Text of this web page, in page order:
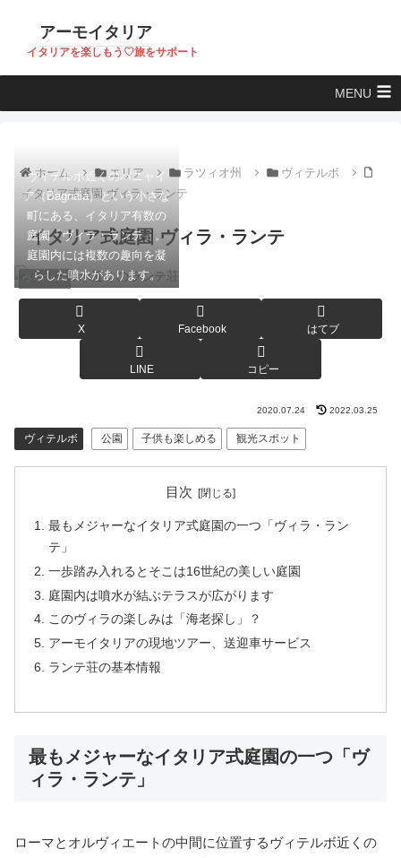
アーモイタリア
イタリアを楽しもう♡旅をサポート
MENU
ホーム エリア ラツィオ州
ヴィテルボ
イタリア式庭園 ヴィラ・ランテ
イタリア式庭園 ヴィラ・ランテ
ヴィテルボ
ヴィテルボ近くのバニャイ
ア（Bagnaia）という小さな
町にある、イタリア有数の
庭園「ヴィラ・ランテ」。
庭園内には複数の趣向を凝
らした噴水があります。
X Facebook はてブ
LINE コピー
2020.07.24 2022.03.25
ヴィテルボ 公園 子供も楽しめる 観光スポット
目次
最もメジャーなイタリア式庭園の一つ「ヴィラ・ラン
テ」
一歩踏み入れるとそこは16世紀の美しい庭園
庭園内は噴水が結ぶテラスが広がります
このヴィラの楽しみは「海老探し」？
アーモイタリアの現地ツアー、送迎車サービス
ランテ荘の基本情報
最もメジャーなイタリア式庭園の一つ「ヴ
ィラ・ランテ」
ローマとオルヴィエートの中間に位置するヴィテルボ近くの